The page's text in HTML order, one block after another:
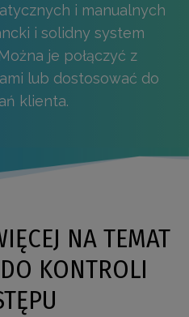
i manualnych
i solidny system
je połączyć z
lub dostosować do
klienta.
NA TEMAT
KONTROLI